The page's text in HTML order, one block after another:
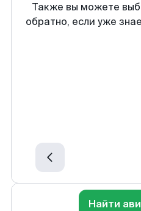
Также вы можете
обратно, если уже
Найти